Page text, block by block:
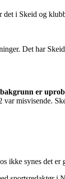
i Skeid og
Det har
er
misvisende.
ikke synes det er